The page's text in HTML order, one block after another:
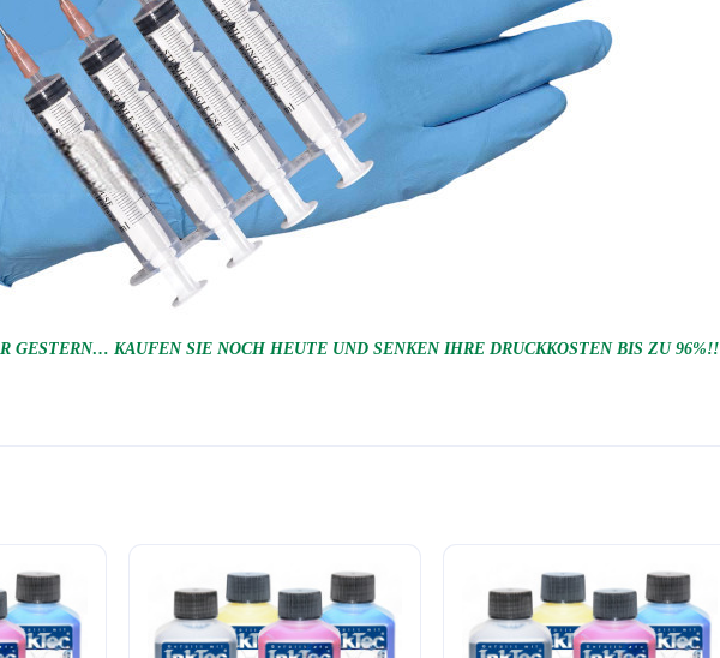
GESTERN… KAUFEN SIE NOCH HEUTE UND SENKEN IHRE DRUCKKOSTEN BIS ZU 96%!!